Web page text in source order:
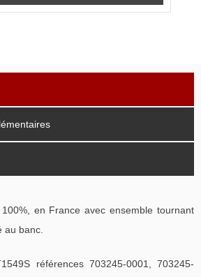
en France avec ensemble tournant
au banc.
références 703245-0001, 703245-